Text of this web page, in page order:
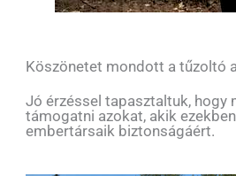
Köszönetet mondott a tűzoltó
Jó érzéssel tapasztaltuk, hogy
támogatni azokat, akik
embertársaik biztonságáért.